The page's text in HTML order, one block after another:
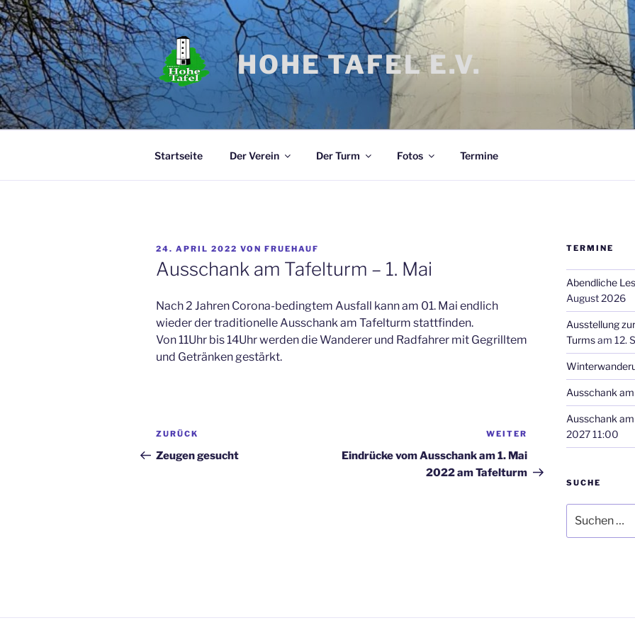
Zum
Inhalt
springen
HOHE TAFEL E.V.
Startseite Der Verein Der Turm Fotos Termine
VERÖFFENTLICHT
AM
24. APRIL 2022 VON FRUEHAUF
Ausschank am Tafelturm – 1. Mai
Nach 2 Jahren Corona-bedingtem Ausfall kann am 01. Mai endlich
wieder der traditionelle Ausschank am Tafelturm stattfinden.
Von 11Uhr bis 14Uhr werden die Wanderer und Radfahrer mit Gegrilltem
und Getränken gestärkt.
Beitragsnavigation
Vorheriger
Beitrag
ZURÜCK
Zeugen gesucht
Nächster
Beitrag
WEITER
Eindrücke vom Ausschank am 1. Mai
2022 am Tafelturm
TERMINE
Abendliche
August 2026
Ausstellung
Turmsam 12.
Ausschank
Ausschank
2027 11:00
SUCHE
nach: